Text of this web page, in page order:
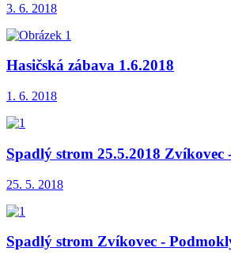
3. 6. 2018
Hasičská zábava 1.6.2018
1. 6. 2018
Spadlý strom 25.5.2018 Zvíkovec
25. 5. 2018
Spadlý strom Zvíkovec -